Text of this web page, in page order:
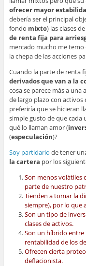
ofrecer mayor
debería ser el principal
fondo mixto) las clases
de renta fija para
mercado mucho me temo
la chepa de las acciones
Cuando la parte de renta
derivados que van a la
cosa se parece más a
de largo plazo con
preferiría que se hicieran
simple gusto de que cada
qué lo llaman amor (
(especulación)?
Soy partidario de tener
la cartera por los
Son menos volátiles
parte de nuestro
Tienden a tomar la
siempre), por lo que
Son un tipo de
clases de activos.
Son un híbrido entre
rentabilidad de los
Ofrecen cierta
deflacionista.